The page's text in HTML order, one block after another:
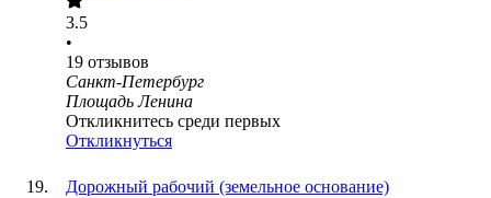
3.5
•
19 отзывов
Санкт-Петербург
Площадь Ленина
Откликнитесь среди первых
Откликнуться
Дорожный рабочий (земельное основание)